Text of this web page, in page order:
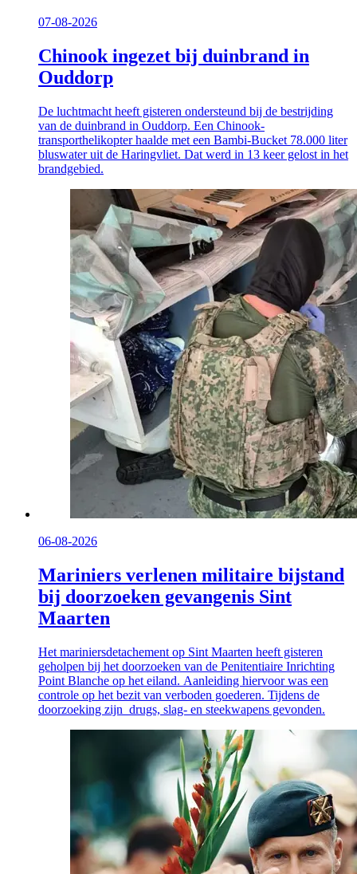
07-08-2026
Chinook ingezet bij duinbrand in
Ouddorp
De luchtmacht heeft gisteren ondersteund bij de bestrijding
van de duinbrand in Ouddorp. Een Chinook-
transporthelikopter haalde met een Bambi-Bucket 78.000 liter
bluswater uit de Haringvliet. Dat werd in 13 keer gelost in het
brandgebied.
06-08-2026
Mariniers verlenen militaire bijstand
bij doorzoeken gevangenis Sint
Maarten
Het mariniersdetachement op Sint Maarten heeft gisteren
geholpen bij het doorzoeken van de Penitentiaire Inrichting
Point Blanche op het eiland. Aanleiding hiervoor was een
controle op het bezit van verboden goederen. Tijdens de
doorzoeking zijn drugs, slag- en steekwapens gevonden.